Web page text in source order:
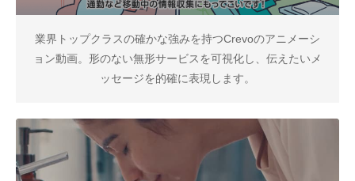
業界トップクラスの確かな強みを持つCrevoのアニメーシ
ョン動画。形のない無形サービスを可視化し、伝えたいメ
ッセージを的確に表現します。